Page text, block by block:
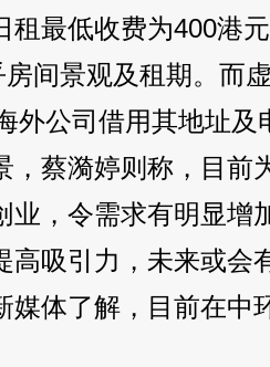
租最低收费为400港
间景观及租期。而
外公司借用其地址及
，蔡漪婷则称，目前
业，令需求有明显增
高吸引力，未来或会
媒体了解，目前在中